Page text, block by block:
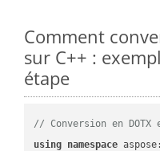
Comment
sur C++ :
étape
// Conversion en
using namespace